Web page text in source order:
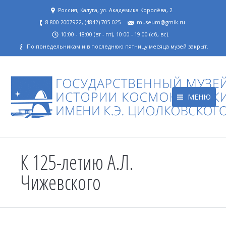
Россия, Калуга, ул. Академика Королёва, 2
8 800 2007922, (4842) 705-025
museum@gmik.ru
10:00 - 18:00 (вт - пт), 10:00 - 19:00 (сб, вс).
По понедельникам и в последнюю пятницу месяца музей закрыт.
МЕНЮ
К 125-летию А.Л.
Чижевского